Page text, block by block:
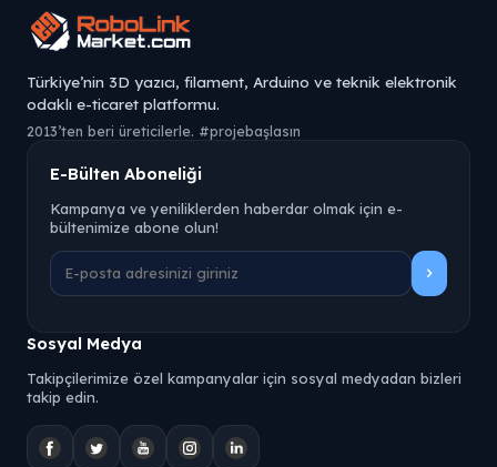
Türkiye’nin 3D yazıcı, filament, Arduino ve teknik elektronik
odaklı e-ticaret platformu.
2013’ten beri üreticilerle. #projebaşlasın
E-Bülten Aboneliği
Kampanya ve yeniliklerden haberdar olmak için e-
bültenimize abone olun!
Sosyal Medya
Takipçilerimize özel kampanyalar için sosyal medyadan bizleri
takip edin.